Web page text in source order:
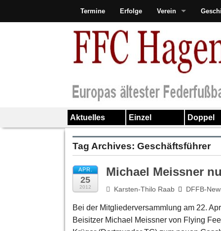
Termine Erfolge Verein
Aktuelles Einzel Doppel
Tag Archives: Geschäftsführer
APR.
25
2012
Michael Meissner
Karsten-Thilo Raab DFFB-
Bei der Mitgliederversammlung am 22.
Beisitzer Michael Meissner von Flying